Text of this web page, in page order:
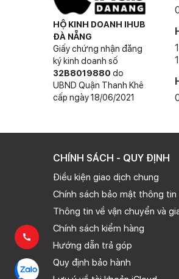
HỘ KINH DOANH IHUB
ĐÀ NẴNG
Giấy chứng nhận đăng
ký kinh doanh số
32B8019880 do
UBND Quận Thanh Khê
cấp ngày 18/06/2021
CHÍNH SÁCH - QUY ĐỊNH
Điều kiện giao dịch chung
Chính sách bảo mật thông tin
Thông tin về vận chuyển và
Chính sách kiểm hàng
Hướng dẫn trả góp
Quy định bảo hành